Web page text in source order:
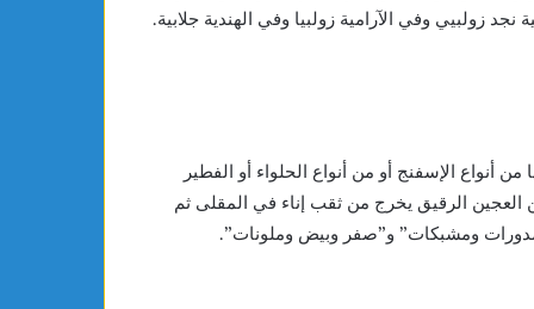
زولبيي وفي الآرامية زولبيا وفي الهندية جلابية.
أنواع الإسفنج أو من أنواع الحلواء أو الفطير
العجين الرقيق يخرج من ثقب إناء في المقلى ثم
ومشبكات” و”صفر وبيض وملونات”.